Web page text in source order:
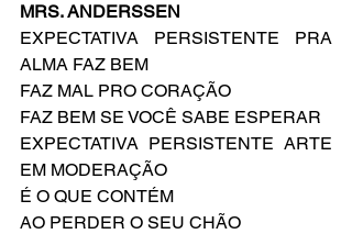
MRS. ANDERSSEN
EXPECTATIVA PERSISTENTE PRA
ALMA FAZ BEM
FAZ MAL PRO CORAÇÃO
FAZ BEM SE VOCÊ SABE ESPERAR
EXPECTATIVA PERSISTENTE ARTE
EM MODERAÇÃO
É O QUE CONTÉM
AO PERDER O SEU CHÃO